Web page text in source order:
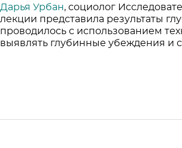
Дарья Урбан, социолог
лекции представила результаты
проводилось с использованием
выявлять глубинные убеждения и